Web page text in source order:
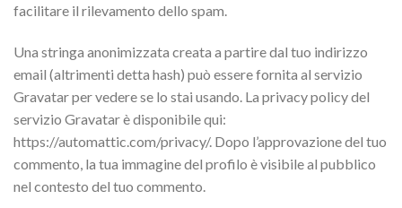
facilitare il rilevamento dello spam.
Una stringa anonimizzata creata a partire dal tuo indirizzo
email (altrimenti detta hash) può essere fornita al servizio
Gravatar per vedere se lo stai usando. La privacy policy del
servizio Gravatar è disponibile qui:
https://automattic.com/privacy/. Dopo l’approvazione del tuo
commento, la tua immagine del profilo è visibile al pubblico
nel contesto del tuo commento.